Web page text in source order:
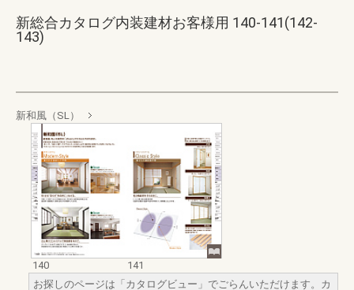
新総合カタログ内装建材お客様用 140-141(142-
143)
新和風（SL）
140
141
お探しのページは「カタログビュー」でごらんいただけます。カ